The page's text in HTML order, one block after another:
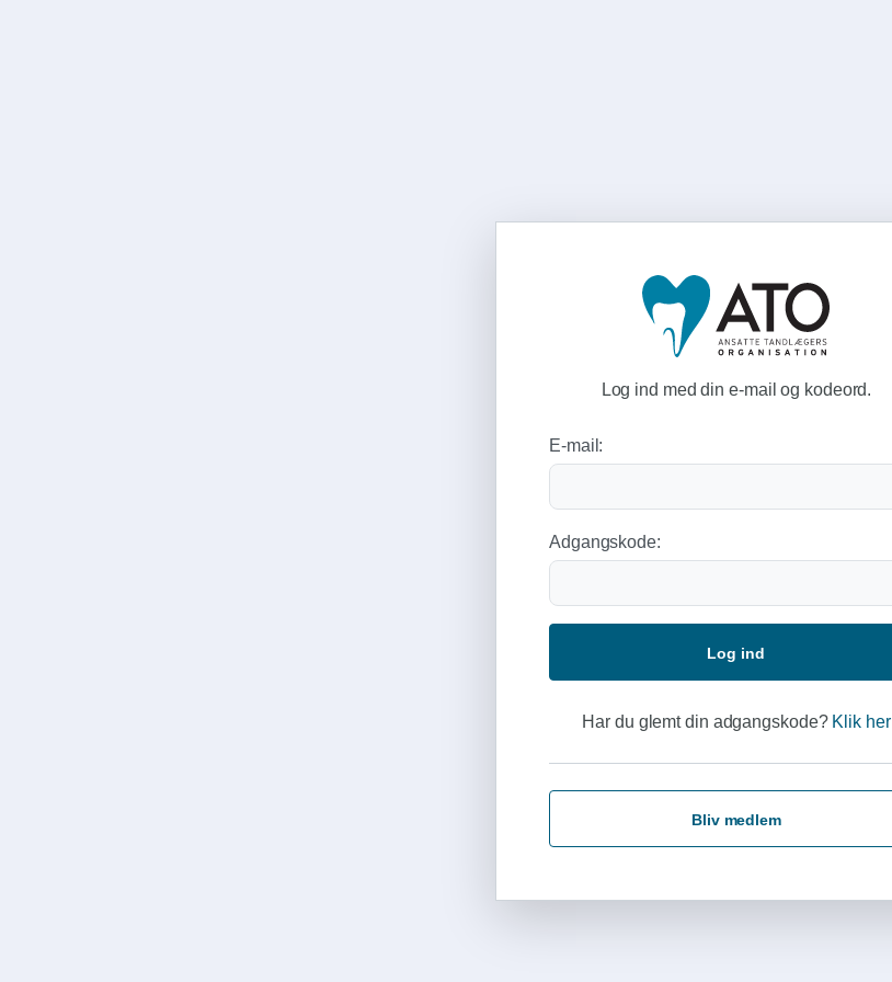
Log ind med din e-mail og kodeord.
E-mail:
Adgangskode:
Log ind
Har du glemt din adgangskode? Klik her
Bliv medlem